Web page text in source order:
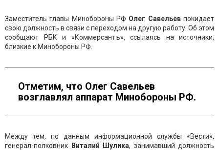
Заместитель главы Минобороны РФ Олег Савельевпокидает
свою должность в связи с переходом на другую работу. Об этом
сообщают РБК и «Коммерсантъ», ссылаясь на источники,
близкие к Минобороны РФ.
Отметим, что Олег Савельев
возглавлял аппарат Минобороны РФ.
Между тем, по данным информационной службы «Вести»,
генерал-полковник Виталий Шулика, занимавший должность